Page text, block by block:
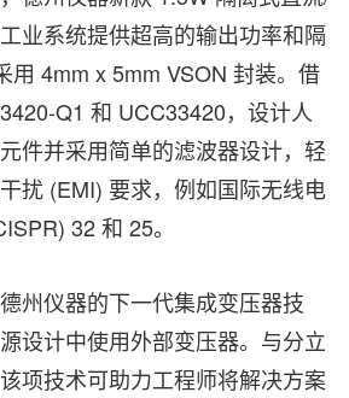
业系统提供超高的输出功率和隔
用 4mm x 5mm VSON 封装。借
Q1 和 UCC33420，设计人
件并采用简单的滤波器设计，轻
扰 (EMI) 要求，例如国际无线电
32 和 25。
州仪器的下一代集成变压器技
设计中使用外部变压器。与分立
项技术可助力工程师将解决方案